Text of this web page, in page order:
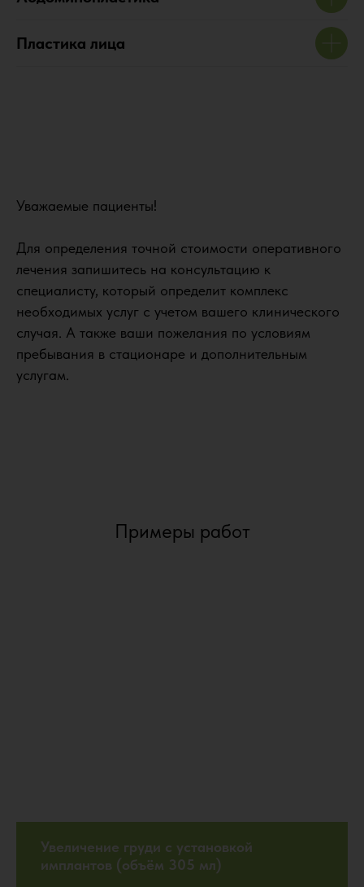
Пластика лица
Уважаемые пациенты!
Для определения точной стоимости оперативного
лечения запишитесь на консультацию к
специалисту, который определит комплекс
необходимых услуг с учетом вашего клинического
случая. А также ваши пожелания по условиям
пребывания в стационаре и дополнительным
услугам.
Примеры работ
Увеличение груди с установкой
имплантов (объём 305 мл)